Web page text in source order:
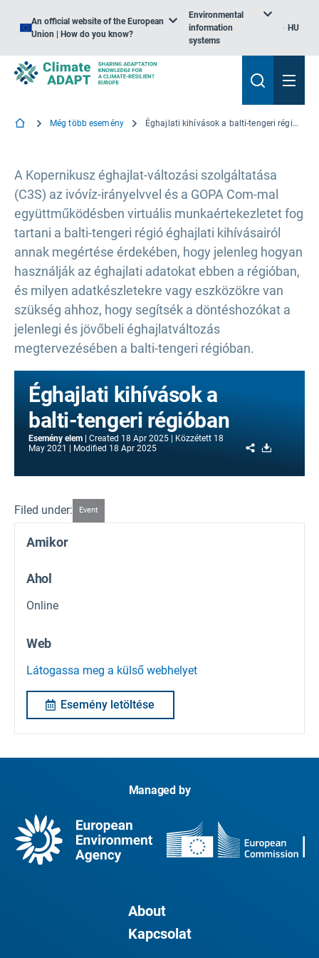
An official website of the European
Union | How do you know?
Environmental
information
systems
HU
Még több esemény Éghajlati kihívások a balti-tengeri régióban
A Kopernikusz éghajlat-változási szolgáltatása
(C3S) az ivóvíz-irányelvvel és a GOPA Com-mal
együttműködésben virtuális munkaértekezletet fog
tartani a balti-tengeri régió éghajlati kihívásairól
annak megértése érdekében, hogy jelenleg hogyan
használják az éghajlati adatokat ebben a régióban,
és milyen adatkészletekre vagy eszközökre van
szükség ahhoz, hogy segítsék a döntéshozókat a
jelenlegi és jövőbeli éghajlatváltozás
megtervezésében a balti-tengeri régióban.
Éghajlati kihívások a
balti-tengeri régióban
Esemény elem Created 18 Apr 2025 Közzétett 18
May 2021
Modified 18 Apr 2025 Share
Filed under: Event
Amikor
Ahol
Online
Web
Látogassa meg a külső webhelyet
Esemény letöltése
Managed by
About
Kapcsolat